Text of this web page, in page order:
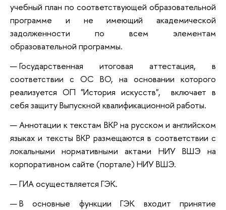
учебный план по соответствующей образовательной
программе и не имеющий академической
задолженности по всем элементам
образовательной программы.
Государственная итоговая аттестация, в
соответствии с ОС ВО, на основании которого
реализуется ОП "История искусств", включает в
себя защиту Выпускной квалификационной работы.
Аннотации к текстам ВКР на русском и английском
языках и тексты ВКР размещаются в соответствии с
локальными нормативными актами НИУ ВШЭ на
корпоративном сайте (портале) НИУ ВШЭ.
ГИА осуществляется ГЭК.
В основные функции ГЭК входит принятие